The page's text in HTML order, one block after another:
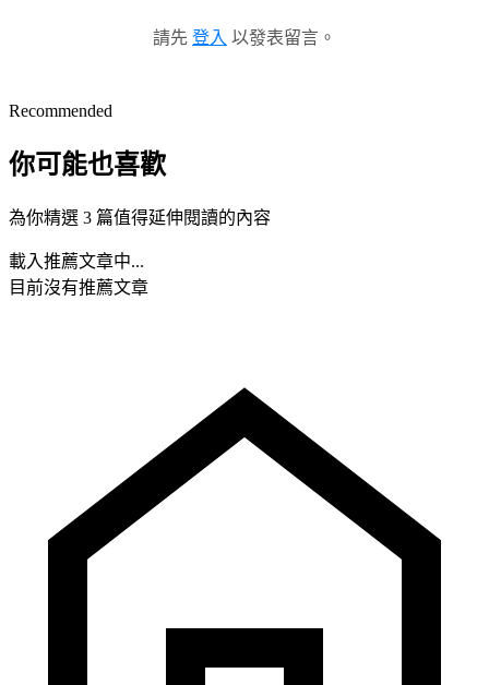
請先 登入 以發表留言。
Recommended
你可能也喜歡
為你精選 3 篇值得延伸閱讀的內容
載入推薦文章中...
目前沒有推薦文章